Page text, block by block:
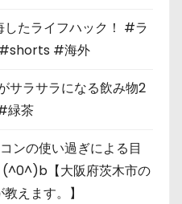
たライフハック！ #ラ
#海外
サラサラになる飲み物2
緑茶
ンの使い過ぎによる目
(^0^)b【大阪府茨木市の
えます。】